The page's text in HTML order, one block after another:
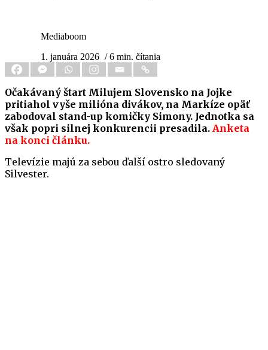
Mediaboom
1. januára 2026 / 6 min. čítania
Očakávaný štart Milujem Slovensko na Jojke
pritiahol vyše milióna divákov, na Markíze opäť
zabodoval stand-up komičky Simony. Jednotka sa
však popri silnej konkurencii presadila. Anketa
na konci článku.
Televízie majú za sebou ďalší ostro sledovaný
Silvester.